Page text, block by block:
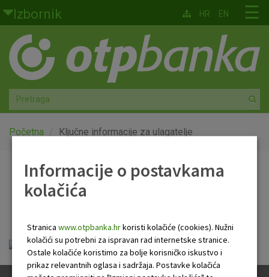
Skoči na glavni sadržaj
Izbornik
Građani
Privatno bankarstvo
Agro
Mala poduzeća i obrtnici
Globalna tržišta
O nama
☰
HR EN
Početna Ključne informacije za ulagatelje
Ključne informacije za
OTP ABSOLUTE Prospekt 01012023.pdf
Informacije o postavkama
kolačića
Stranica www.otpbanka.hrkoristi kolačiće (cookies). Nužni
kolačići su potrebni za ispravan rad internetske stranice.
Ostale kolačiće koristimo za bolje korisničko iskustvo i
prikaz relevantnih oglasa i sadržaja. Postavke kolačića